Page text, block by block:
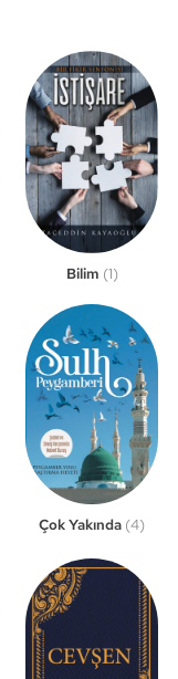
Bilim (1)
Çok Yakında (4)